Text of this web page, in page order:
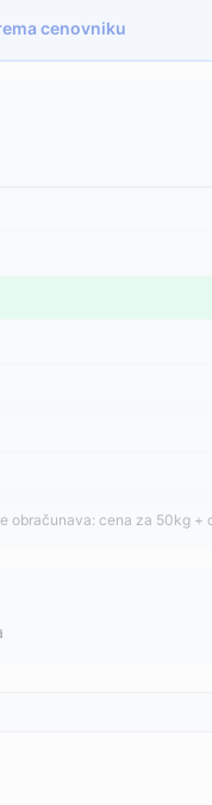
cenovniku
obračunava: cena za 50kg +